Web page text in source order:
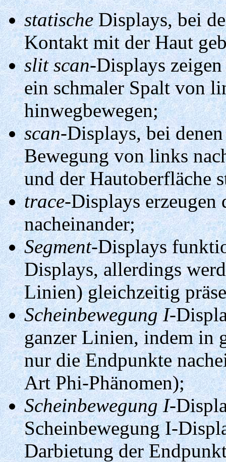
statischeDisplays, bei
Kontakt mit der Haut
slit scan-Displays
ein schmaler Spalt von
hinwegbewegen;
scan-Displays, bei
Bewegung von links
und der Hautoberfläche
trace-Displays
nacheinander;
Segment-Displays
Displays, allerdings
Linien) gleichzeitig
Scheinbewegung I-
ganzer Linien, indem in
nur die Endpunkte
Art Phi-Phänomen);
Scheinbewegung I-
Scheinbewegung I-
Darbietung der